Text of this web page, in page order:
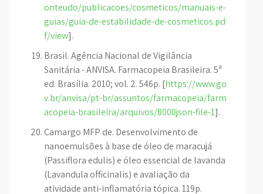
onteudo/publicacoes/cosmeticos/manuais-e-
guias/guia-de-estabilidade-de-cosmeticos.pd
f/view].
Brasil. Agência Nacional de Vigilância
Sanitária - ANVISA. Farmacopeia Brasileira. 5ª
ed. Brasília. 2010; vol. 2. 546p. [https://www.go
v.br/anvisa/pt-br/assuntos/farmacopeia/farm
acopeia-brasileira/arquivos/8000json-file-1].
Camargo MFP de. Desenvolvimento de
nanoemulsões à base de óleo de maracujá
(Passiflora edulis) e óleo essencial de lavanda
(Lavandula officinalis) e avaliação da
atividade anti-inflamatória tópica. 119p.